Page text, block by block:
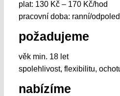
plat: 130 Kč – 170 Kč/hod
pracovní doba: ranní/
požadujeme
věk min. 18 let
spolehlivost, flexibilitu,
nabízíme